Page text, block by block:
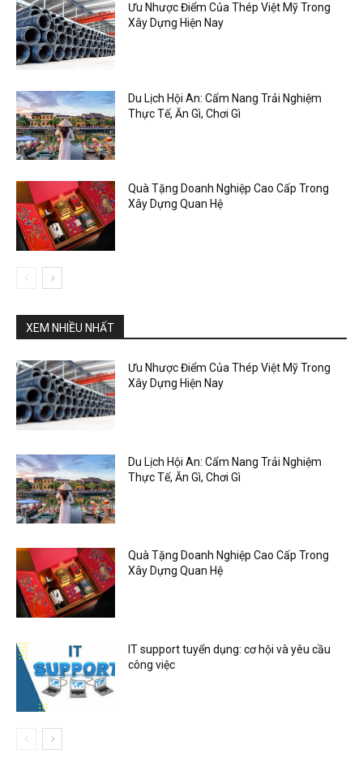
Ưu Nhược Điểm Của Thép Việt Mỹ Trong
Xây Dựng Hiện Nay
Du Lịch Hội An: Cẩm Nang Trải Nghiệm
Thực Tế, Ăn Gì, Chơi Gì
Quà Tặng Doanh Nghiệp Cao Cấp Trong
Xây Dựng Quan Hệ
XEM NHIỀU NHẤT
Ưu Nhược Điểm Của Thép Việt Mỹ Trong
Xây Dựng Hiện Nay
Du Lịch Hội An: Cẩm Nang Trải Nghiệm
Thực Tế, Ăn Gì, Chơi Gì
Quà Tặng Doanh Nghiệp Cao Cấp Trong
Xây Dựng Quan Hệ
IT support tuyển dụng: cơ hội và yêu cầu
công việc